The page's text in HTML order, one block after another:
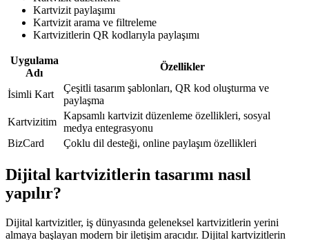
Kartvizit paylaşımı
Kartvizit arama ve filtreleme
Kartvizitlerin QR kodlarıyla paylaşımı
Uygulama
Adı
Özellikler
İsimli Kart
Çeşitli tasarım şablonları, QR kod oluşturma ve
paylaşma
Kartvizitim
Kapsamlı kartvizit düzenleme özellikleri, sosyal
medya entegrasyonu
BizCard
Çoklu dil desteği, online paylaşım özellikleri
Dijital kartvizitlerin tasarımı nasıl
yapılır?
Dijital kartvizitler, iş dünyasında geleneksel kartvizitlerin yerini
almaya başlayan modern bir iletişim aracıdır. Dijital kartvizitlerin